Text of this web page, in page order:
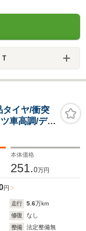
イヤ/衝突
車高調/デジ
/ヴァレンテ
ETC/バ
本体価格
251.0万円
円
走行 5.6万km
修復
なし
整備
法定整備無